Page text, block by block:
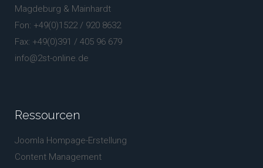
Magdeburg & Mainhardt
Fon: +49(0)1522 / 920 8632
Fax: +49(0)391 / 405 96 679
info@2st-online.de
Ressourcen
Joomla Hompage-Erstellung
Content Management